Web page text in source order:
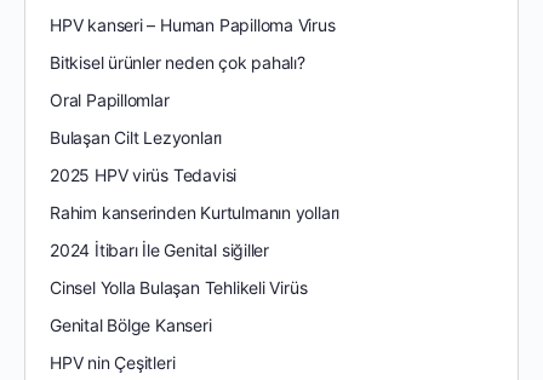
HPV kanseri – Human Papilloma Virus
Bitkisel ürünler neden çok pahalı?
Oral Papillomlar
Bulaşan Cilt Lezyonları
2025 HPV virüs Tedavisi
Rahim kanserinden Kurtulmanın yolları
2024 İtibarı İle Genital siğiller
Cinsel Yolla Bulaşan Tehlikeli Virüs
Genital Bölge Kanseri
HPV nin Çeşitleri